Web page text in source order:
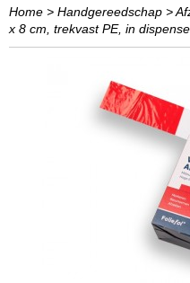
Home > Handgereedschap >
x 8 cm, trekvast PE, in